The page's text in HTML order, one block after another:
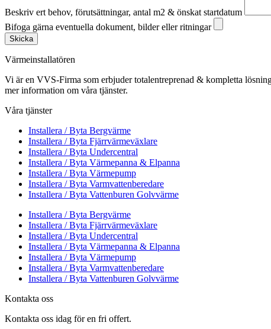
Beskriv ert behov, förutsättningar, antal m2 & önskat startdatum
Bifoga gärna eventuella dokument, bilder eller ritningar
Skicka
Värmeinstallatören
Vi är en VVS-Firma som erbjuder totalentreprenad & kompletta
mer information om våra tjänster.
Våra tjänster
Installera / Byta Bergvärme
Installera / Byta Fjärrvärmeväxlare
Installera / Byta Undercentral
Installera / Byta Värmepanna & Elpanna
Installera / Byta Värmepump
Installera / Byta Varmvattenberedare
Installera / Byta Vattenburen Golvvärme
Installera / Byta Bergvärme
Installera / Byta Fjärrvärmeväxlare
Installera / Byta Undercentral
Installera / Byta Värmepanna & Elpanna
Installera / Byta Värmepump
Installera / Byta Varmvattenberedare
Installera / Byta Vattenburen Golvvärme
Kontakta oss
Kontakta oss idag för en fri offert.